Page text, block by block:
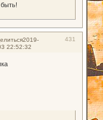
быть!
431
2019-
22:52:32